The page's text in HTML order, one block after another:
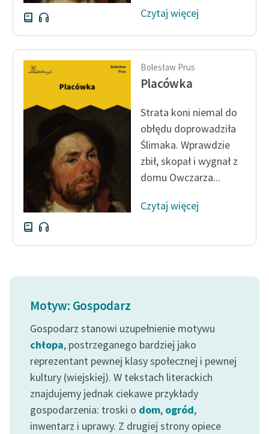
Popularyzacja
skandynawskiej literatury
feministycznej
Ręce pełne poezji
twórców przechodzących
do domeny publicznej,
lektur szkolnych oraz
Starego Testamentu
Odkurzamy bohaterów
Szkoła Poezji Wolnych
Lektur
O nas
Zasady wykorzystania
Wolnych Lektur
Logotypy
Materiały promocyjne
Czytaj więcej
Bolesław Prus
Placówka
Strata koni niemal do
obłędu doprowadziła
Ślimaka. Wprawdzie
zbił, skopał i wygnał z
domu Owczarza...
Czytaj więcej
Motyw: Gospodarz
Gospodarz stanowi uzupełnienie motywu
chłopa, postrzeganego bardziej jako
reprezentant pewnej klasy społecznej i pewnej
kultury (wiejskiej). W tekstach literackich
znajdujemy jednak ciekawe przykłady
gospodarzenia: troski o dom, ogród,
inwentarz i uprawy. Z drugiej strony opiece